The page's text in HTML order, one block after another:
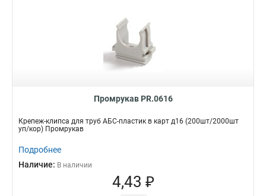
Промрукав PR.0616
Крепеж-клипса для труб АБС-пластик в карт д16 (200шт/2000шт
уп/кор) Промрукав
Подробнее
Наличие: В наличии
4,43 ₽